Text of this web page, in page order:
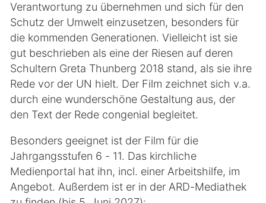
Verantwortung zu übernehmen und sich für den
Schutz der Umwelt einzusetzen, besonders für
die kommenden Generationen. Vielleicht ist sie
gut beschrieben als eine der Riesen auf deren
Schultern Greta Thunberg 2018 stand, als sie ihre
Rede vor der UN hielt. Der Film zeichnet sich v.a.
durch eine wunderschöne Gestaltung aus, der
den Text der Rede congenial begleitet.
Besonders geeignet ist der Film für die
Jahrgangsstufen 6 - 11. Das kirchliche
Medienportal hat ihn, incl. einer Arbeitshilfe, im
Angebot. Außerdem ist er in der ARD-Mediathek